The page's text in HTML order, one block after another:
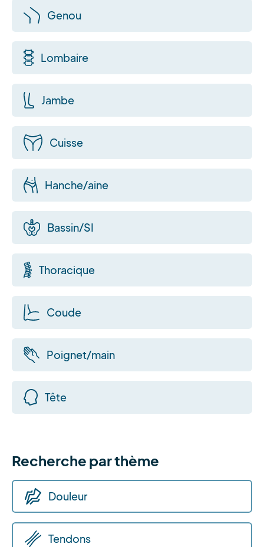
Genou
Lombaire
Jambe
Cuisse
Hanche/aine
Bassin/SI
Thoracique
Coude
Poignet/main
Tête
Recherche par thème
Douleur
Tendons